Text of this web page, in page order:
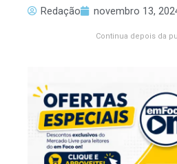
Redação novembro 13,
Continua depois da